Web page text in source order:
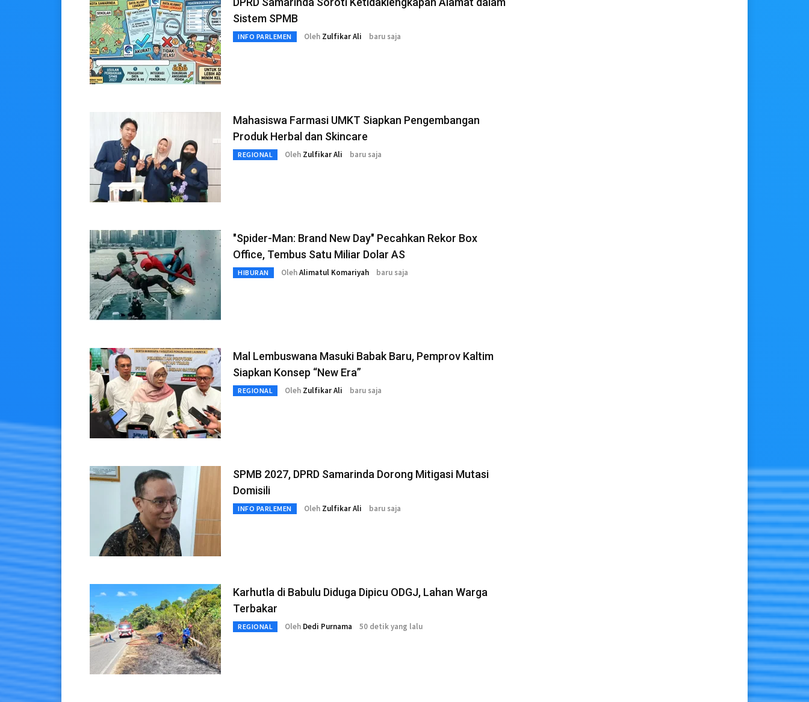
Sistem SPMB
INFO PARLEMEN Oleh Zulfikar Ali baru saja
Mahasiswa Farmasi UMKT Siapkan Pengembangan
Produk Herbal dan Skincare
REGIONAL Oleh Zulfikar Ali baru saja
"Spider-Man: Brand New Day" Pecahkan Rekor Box
Office, Tembus Satu Miliar Dolar AS
HIBURAN OlehAlimatul Komariyah baru saja
Mal Lembuswana Masuki Babak Baru, Pemprov Kaltim
Siapkan Konsep “New Era”
REGIONAL Oleh Zulfikar Ali baru saja
SPMB 2027, DPRD Samarinda Dorong Mitigasi Mutasi
Domisili
INFO PARLEMEN Oleh Zulfikar Ali baru saja
Karhutla di Babulu Diduga Dipicu ODGJ, Lahan Warga
Terbakar
REGIONAL Oleh Dedi Purnama 50 detik yang lalu